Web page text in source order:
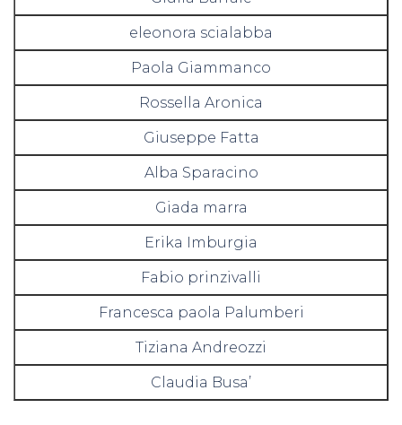
eleonora scialabba
Paola Giammanco
Rossella Aronica
Giuseppe Fatta
Alba Sparacino
Giada marra
Erika Imburgia
Fabio prinzivalli
Francesca paola Palumberi
Tiziana Andreozzi
Claudia Busa’